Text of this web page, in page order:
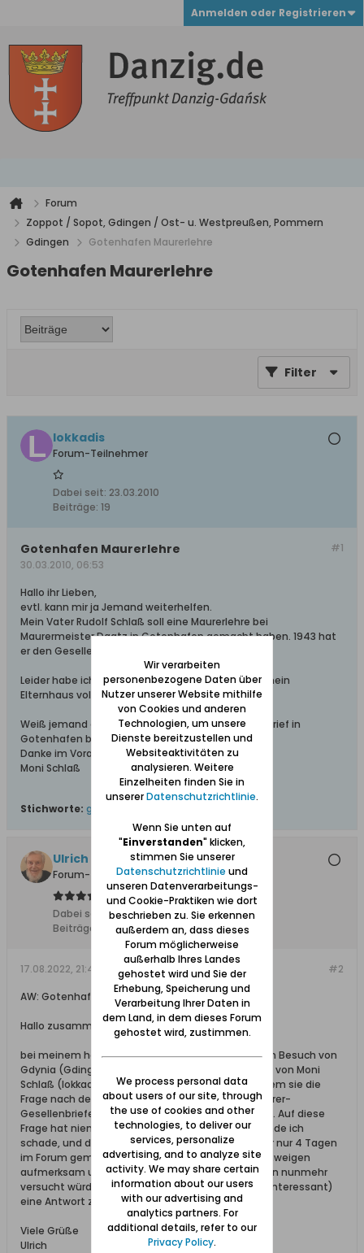
Anmelden oder Registrieren
Forum
Zoppot / Sopot, Gdingen / Ost- u. Westpreußen, Pommern
Gdingen
Gotenhafen Maurerlehre
Gotenhafen Maurerlehre
Filter
lokkadis
Forum-Teilnehmer
Dabei seit: 23.03.2010
Beiträge: 19
#1
Gotenhafen Maurerlehre
30.03.2010, 06:53
Hallo ihr Lieben,
evtl. kann mir ja Jemand weiterhelfen.
Mein Vater Rudolf Schlaß soll eine Maurerlehre bei
Maurermeister Daatz in Gotenhafen gemacht haben. 1943 hat
er den Gesellenbrief erhalten.
Leider habe ich keine weiteren Angaben, da 2001 mein
Elternhaus vollkommen abgebrannt ist.
Weiß jemand etwas wo man früher den Gesellenbrief in
Gotenhafen bekommen hat?
Danke im Voraus.
Moni Schlaß
Stichworte: gotenhafen
Ulrich 31
Forum-Teilnehmer
Dabei seit:
04.11.2011
Beiträge:
8612
#2
17.08.2022, 21:49
AW: Gotenhafen Maurerlehre
Hallo zusammen,
bei meinem heutigen Themenstart mit Tipps zum Besuch von
Gdynia (Gdingen) bin ich auf diesen Themenstart von Moni
Schlaß (lokkadis) vom 30.03.2010 gekommen, in dem sie die
Frage nach dem Ort des früheren Erwerbs des Maurer-
Gesellenbriefes im damaligen Gotenhafen stellte. Auf diese
Frage hat niemand bis heute geantwortet. Das finde ich
schade, und da Moni sich lt. ihrem Profil zuletzt vor nur 4 Tagen
im Forum gemeldet hat, mache ich auf dieses Schweigen
aufmerksam und würde mich für Moni freuen, wenn nunmehr
versucht würde, auf ihre betr. Frage (soweit noch interessant)
eine Antwort zu finden.
Viele Grüße
Ulrich
Wir verarbeiten
personenbezogene Daten über
Nutzer unserer Website mithilfe
von Cookies und anderen
Technologien, um unsere
Dienste bereitzustellen und
Websiteaktivitäten zu
analysieren. Weitere
Einzelheiten finden Sie in
unsererDatenschutzrichtlinie.
Wenn Sie unten auf
"Einverstanden" klicken,
stimmen Sie unserer
Datenschutzrichtlinie und
unseren Datenverarbeitungs-
und Cookie-Praktiken wie dort
beschrieben zu. Sie erkennen
außerdem an, dass dieses
Forum möglicherweise
außerhalb Ihres Landes
gehostet wird und Sie der
Erhebung, Speicherung und
Verarbeitung Ihrer Daten in
dem Land, in dem dieses Forum
gehostet wird, zustimmen.
We process personal data
about users of our site, through
the use of cookies and other
technologies, to deliver our
services, personalize
advertising, and to analyze site
activity. We may share certain
information about our users
with our advertising and
analytics partners. For
additional details, refer to our
Privacy Policy.